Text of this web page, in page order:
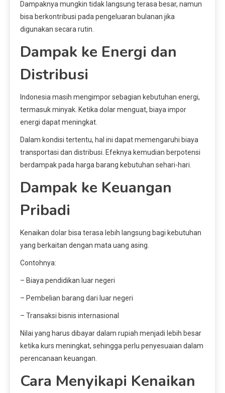
Dampaknya mungkin tidak langsung terasa besar, namun
bisa berkontribusi pada pengeluaran bulanan jika
digunakan secara rutin.
Dampak ke Energi dan
Distribusi
Indonesia masih mengimpor sebagian kebutuhan energi,
termasuk minyak. Ketika dolar menguat, biaya impor
energi dapat meningkat.
Dalam kondisi tertentu, hal ini dapat memengaruhi biaya
transportasi dan distribusi. Efeknya kemudian berpotensi
berdampak pada harga barang kebutuhan sehari-hari.
Dampak ke Keuangan
Pribadi
Kenaikan dolar bisa terasa lebih langsung bagi kebutuhan
yang berkaitan dengan mata uang asing.
Contohnya:
– Biaya pendidikan luar negeri
– Pembelian barang dari luar negeri
– Transaksi bisnis internasional
Nilai yang harus dibayar dalam rupiah menjadi lebih besar
ketika kurs meningkat, sehingga perlu penyesuaian dalam
perencanaan keuangan.
Cara Menyikapi Kenaikan